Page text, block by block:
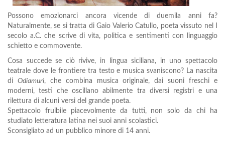
Possono emozionarci ancora vicende di duemila anni fa?
Naturalmente, se si tratta di Gaio Valerio Catullo, poeta vissuto nel I
secolo a.C. che scrive di vita, politica e sentimenti con linguaggio
schietto e commovente.
Cosa succede se ciò rivive, in lingua siciliana, in uno spettacolo
teatrale dove le frontiere tra testo e musica svaniscono? La nascita
di Odiamuri, che combina musica originale, dai suoni freschi e
moderni, testi che oscillano abilmente tra diversi registri e una
rilettura di alcuni versi del grande poeta.
Spettacolo fruibile piacevolmente da tutti, non solo da chi ha
studiato letteratura latina nei suoi anni scolastici.
Sconsigliato ad un pubblico minore di 14 anni.